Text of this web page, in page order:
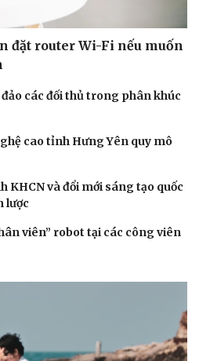
đặt router Wi-Fi nếu muốn
các đối thủ trong phân khúc
cao tỉnh Hưng Yên quy mô
KHCN và đổi mới sáng tạo quốc
lược
viên” robot tại các công viên